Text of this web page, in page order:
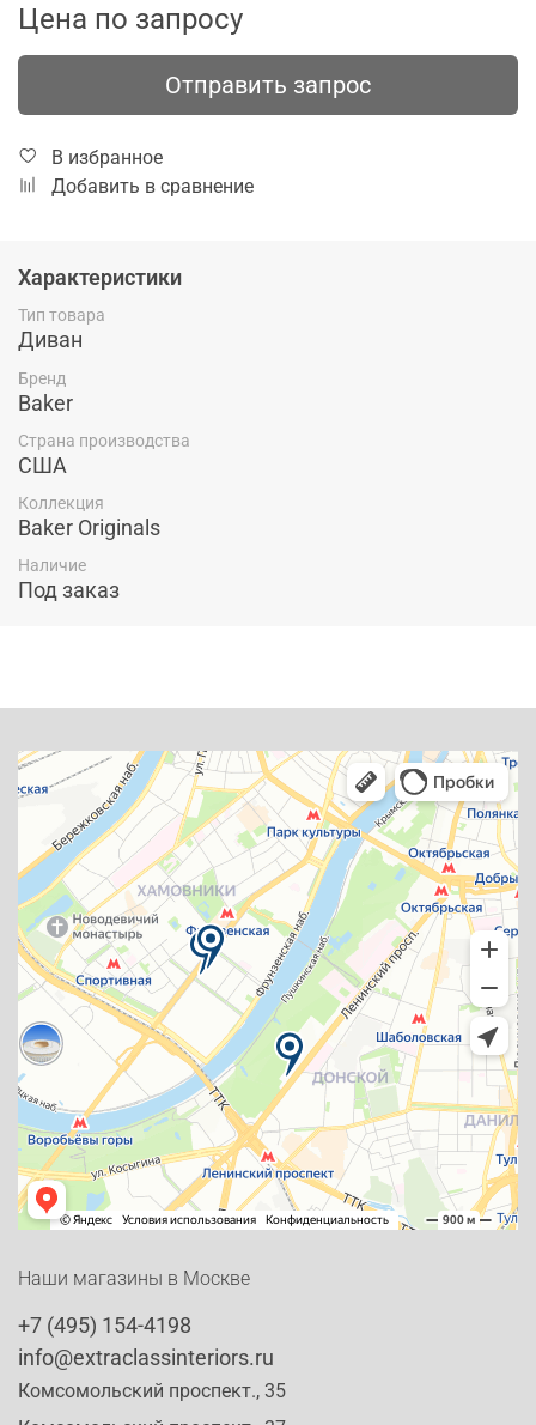
Цена по запросу
Отправить запрос
В избранное
Добавить в сравнение
Характеристики
Тип товара
Диван
Бренд
Baker
Страна производства
США
Коллекция
Baker Originals
Наличие
Под заказ
Наши магазины в Москве
+7 (495) 154-4198
info@extraclassinteriors.ru
Комсомольский проспект., 35